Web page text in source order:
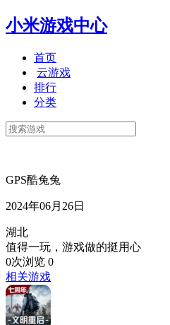
小米游戏中心
首页
云游戏
排行
分类
GPS酷兔兔
2024年06月26日
湖北
值得一玩，游戏做的挺用心
0次浏览 0
相关游戏